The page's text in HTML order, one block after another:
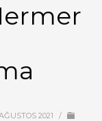
2021
/